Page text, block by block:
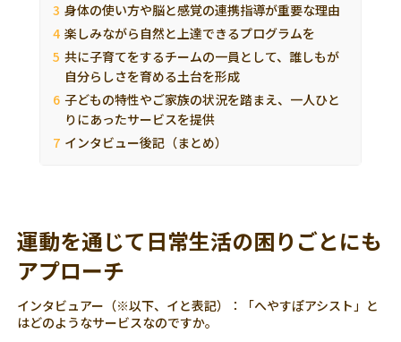
身体の使い方や脳と感覚の連携指導が重要な理由
楽しみながら自然と上達できるプログラムを
共に子育てをするチームの一員として、誰しもが
自分らしさを育める土台を形成
子どもの特性やご家族の状況を踏まえ、一人ひと
りにあったサービスを提供
インタビュー後記（まとめ）
運動を通じて日常生活の困りごとにも
アプローチ
インタビュアー（※以下、イと表記）：「へやすぽアシスト」と
はどのようなサービスなのですか。